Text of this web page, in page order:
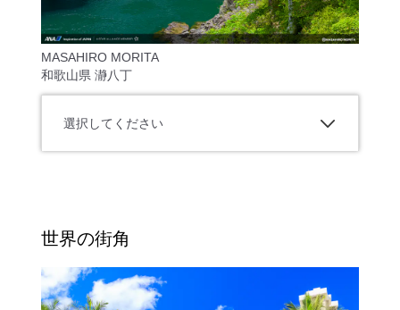
MASAHIRO MORITA
和歌山県 瀞八丁
選択してください
世界の街角